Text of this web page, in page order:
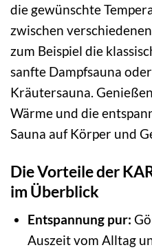
die gewünschte
zwischen
zum Beispiel die
sanfte Dampfsauna
Kräutersauna.
Wärme und die
Sauna auf Körper und
Die Vorteile der
im Überblick
Entspannung pur:
Auszeit vom Alltag